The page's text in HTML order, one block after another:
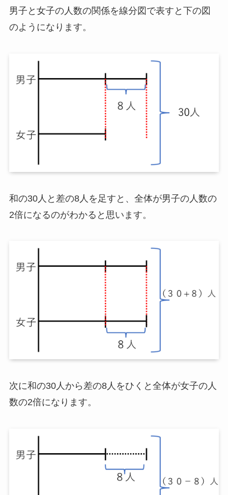
男子と女子の人数の関係を線分図で表すと下の図
のようになります。
和の30人と差の8人を足すと、全体が男子の人数の
2倍になるのがわかると思います。
次に和の30人から差の8人をひくと全体が女子の人
数の2倍になります。